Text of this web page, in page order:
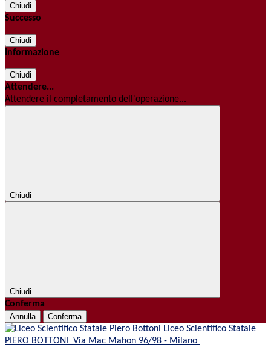
Chiudi
Successo
Chiudi
Informazione
Chiudi
Attendere...
Attendere il completamento dell'operazione...
Chiudi
Chiudi
Conferma
Annulla Conferma
Liceo Scientifico Statale
PIERO BOTTONI Via Mac Mahon 96/98 - Milano